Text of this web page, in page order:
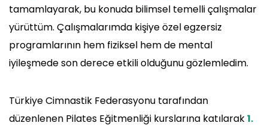
tamamlayarak, bu konuda bilimsel temelli çalışmalar
yürüttüm. Çalışmalarımda kişiye özel egzersiz
programlarının hem fiziksel hem de mental
iyileşmede son derece etkili olduğunu gözlemledim.
Türkiye Cimnastik Federasyonu tarafından
düzenlenen Pilates Eğitmenliği kurslarına katılarak1.